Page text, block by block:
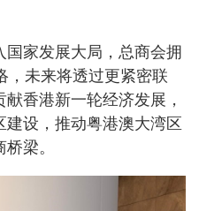
家发展大局，总商会拥
，未来将透过更紧密联
香港新一轮经济发展，
设，推动粤港澳大湾区
梁。